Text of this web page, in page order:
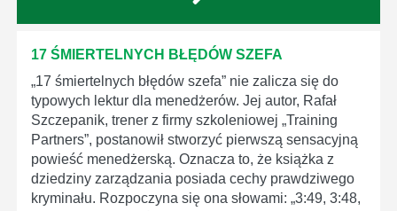
17 ŚMIERTELNYCH BŁĘDÓW SZEFA
„17 śmiertelnych błędów szefa” nie zalicza się do
typowych lektur dla menedżerów. Jej autor, Rafał
Szczepanik, trener z firmy szkoleniowej „Training
Partners”, postanowił stworzyć pierwszą sensacyjną
powieść menedżerską. Oznacza to, że książka z
dziedziny zarządzania posiada cechy prawdziwego
kryminału. Rozpoczyna się ona słowami: „3:49, 3:48,